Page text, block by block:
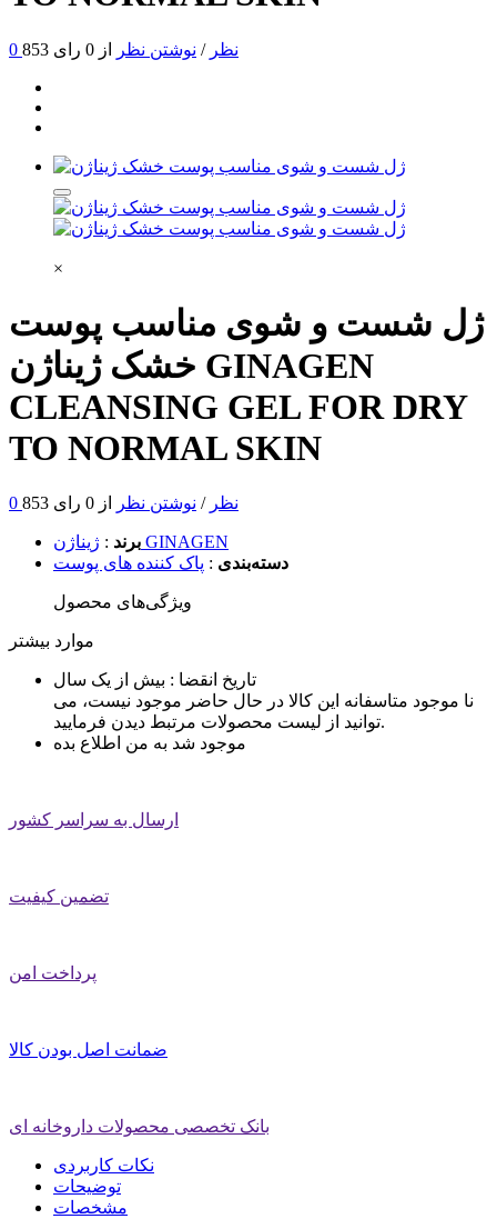
0 نظر / نوشتن نظر از 0 رای 853
×
ژل شست و شوی مناسب پوست
GINAGEN
CLEANSING GEL FOR DRY
TO NORMAL SKIN
0 نظر / نوشتن نظر از 0 رای 853
برند :
ژیناژن GINAGEN
دسته‌بندی : پاک کننده های پوست
ویژگی‌های محصول
موارد بیشتر
تاریخ انقضا : بیش از یک سال
نا موجود متاسفانه این کالا در حال حاضر موجود نیست، می
توانید از لیست محصولات مرتبط دیدن فرمایید.
موجود شد به من اطلاع بده
ارسال به سراسر کشور
تضمین کیفیت
پرداخت امن
ضمانت اصل بودن کالا
بانک تخصصی محصولات داروخانه ای
نکات کاربردی
توضیحات
مشخصات